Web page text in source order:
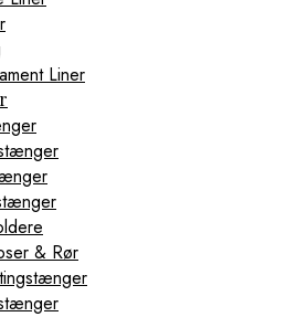
Liner
& Rør